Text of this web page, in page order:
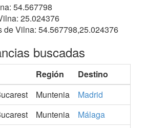
54.567798
25.024376
de Vilna: 54.567798,25.024376
buscadas
Región
Destino
Muntenia
Madrid
Muntenia
Málaga